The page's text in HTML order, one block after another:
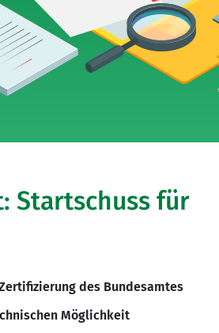
Startschuss für
des Bundesamtes
Möglichkeit